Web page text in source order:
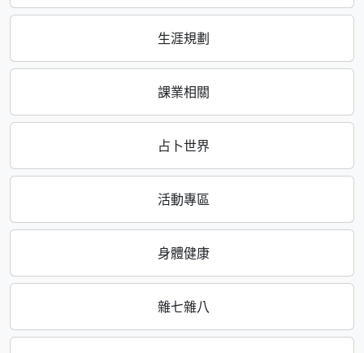
生涯規劃
課業相關
占卜世界
活動專區
身體健康
雜七雜八